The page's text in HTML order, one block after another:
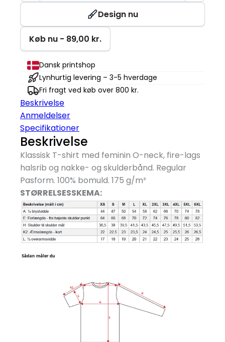
shirt
Dame
antal
Design nu
Køb nu - 89,00 kr.
Dansk printshop
Lynhurtig levering – 3-5 hverdage
Fri fragt ved køb over 800 kr.
Beskrivelse
Anmeldelser
Specifikationer
Beskrivelse
Klassisk T-shirt med feminin O-neck, fire-lags
halsrib og nakke- og skulderbånd. Regular
Pasform. 100% bomuld. 175 g/m²
STØRRELSESSKEMA: